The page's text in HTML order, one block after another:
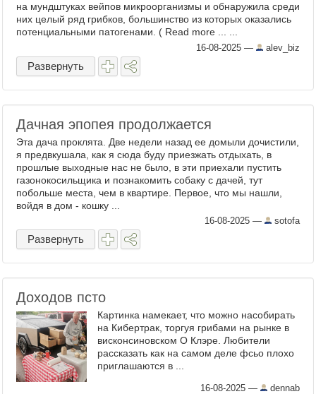
на мундштуках вейпов микроорганизмы и обнаружила среди
них целый ряд грибков, большинство из которых оказались
потенциальными патогенами. ( Read more ... ...
16-08-2025 — alev_biz
Развернуть
Дачная эпопея продолжается
Эта дача проклята. Две недели назад ее домыли дочистили,
я предвкушала, как я сюда буду приезжать отдыхать, в
прошлые выходные нас не было, в эти приехали пустить
газонокосильщика и познакомить собаку с дачей, тут
побольше места, чем в квартире. Первое, что мы нашли,
войдя в дом - кошку ...
16-08-2025 — sotofa
Развернуть
Доходов псто
Картинка намекает, что можно насобирать
на Кибертрак, торгуя грибами на рынке в
висконсиновском О Клэре. Любители
рассказать как на самом деле фсьо плохо
приглашаются в ...
16-08-2025 — dennab